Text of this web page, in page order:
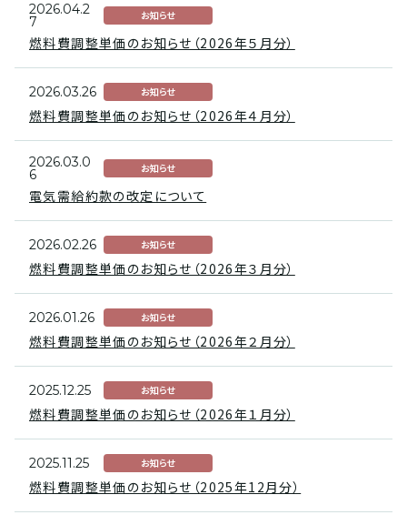
2026.04.2
7 お知らせ
燃料費調整単価のお知らせ（2026年５月分）
2026.03.26 お知らせ
燃料費調整単価のお知らせ（2026年４月分）
2026.03.0
6 お知らせ
電気需給約款の改定について
2026.02.26 お知らせ
燃料費調整単価のお知らせ（2026年３月分）
2026.01.26 お知らせ
燃料費調整単価のお知らせ（2026年２月分）
2025.12.25 お知らせ
燃料費調整単価のお知らせ（2026年１月分）
2025.11.25 お知らせ
燃料費調整単価のお知らせ（2025年12月分）